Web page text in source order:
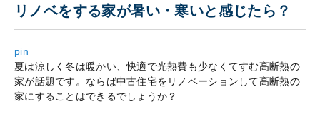
リノベをする家が暑い・寒いと感じたら？
pin
夏は涼しく冬は暖かい、快適で光熱費も少なくてすむ高断熱の
家が話題です。ならば中古住宅をリノベーションして高断熱の
家にすることはできるでしょうか？